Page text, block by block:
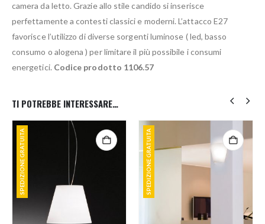
camera da letto. Grazie allo stile candido si inserisce
perfettamente a contesti classici e moderni. L’attacco E27
favorisce l’utilizzo di diverse sorgenti luminose ( led, basso
consumo o alogena ) per limitare il più possibile i consumi
energetici. Codice prodotto 1106.57
TI POTREBBE INTERESSARE…
SPEDIZIONE GRATUITA SPEDIZIONE GRATUITA